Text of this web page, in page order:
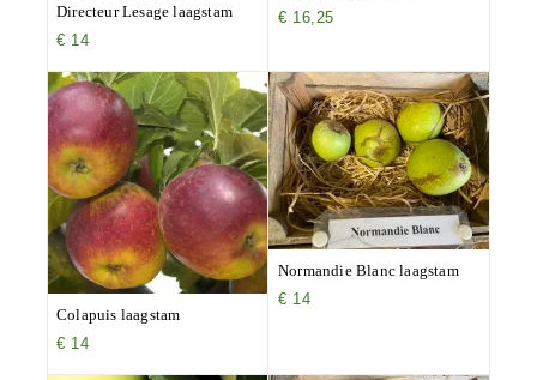
Directeur Lesage laagstam
€ 14
€ 16,25
Colapuis laagstam
€ 14
Normandie Blanc laagstam
€ 14